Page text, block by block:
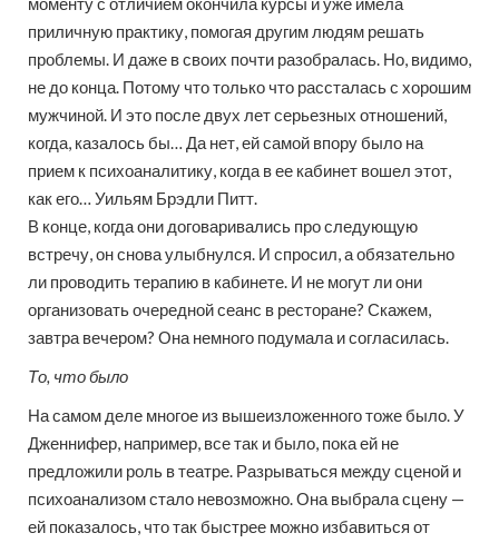
приличную практику, помогая другим людям решать
проблемы. И даже в своих почти разобралась. Но, видимо,
не до конца. Потому что только что рассталась с хорошим
мужчиной. И это после двух лет серьезных отношений,
когда, казалось бы… Да нет, ей самой впору было на
прием к психоаналитику, когда в ее кабинет вошел этот,
как его… Уильям Брэдли Питт.
В конце, когда они договаривались про следующую
встречу, он снова улыбнулся. И спросил, а обязательно
ли проводить терапию в кабинете. И не могут ли они
организовать очередной сеанс в ресторане? Скажем,
завтра вечером? Она немного подумала и согласилась.
То, что было
На самом деле многое из вышеизложенного тоже было. У
Дженнифер, например, все так и было, пока ей не
предложили роль в театре. Разрываться между сценой и
психоанализом стало невозможно. Она выбрала сцену —
ей показалось, что так быстрее можно избавиться от